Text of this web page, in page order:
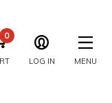
0
LOG IN MENU